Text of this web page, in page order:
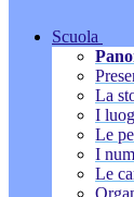
Scuola
La
I
Le
I
Le